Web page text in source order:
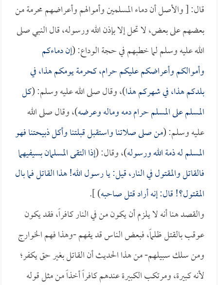
قال: [ والأصل أن دماء المسلمين وأموالهم وأعراضهم محرمة من
بعضهم على بعض، لا تحل إلا بإذن الله ورسوله، قال النبي صلى
الله عليه وسلم لما خطبهم في حجة الوداع: (إن دماءكم
وأموالكم وأعراضكم عليكم حرام، كحرمة يومكم هذا، في
بلدكم هذا، في شهركم هذا)، وقال صلى الله عليه وسلم: (كل
المسلم على المسلم حرام دمه وماله وعرضه)، وقال صلى الله
عليه وسلم: (من صلى صلاتنا واستقبل قبلتنا وأكل ذبيحتنا فهو
المسلم له ذمة الله ورسوله)، وقال: (إذا التقى المسلمان بسيفيهما
فالقاتل والمقتول في النار، قيل: يا رسول الله! هذا القاتل فما بال
المقتول؟! قال: إنه أراد قتل صاحبه) ].
والقصد هنا أنه لا يلزم أن يكون من في النار كافراً، فقد يكون
عوقب بالقتل ظلماً، فبعض الناس قد يفهم -وهذا فهم الخوارج
ومن سلك سبيلهم- من هذا الحديث أن القاتل بغير حق يكفر؛
لأنه كبيرة، ومرتكب الكبيرة عندهم كافراً أخذاً من مثل قوله